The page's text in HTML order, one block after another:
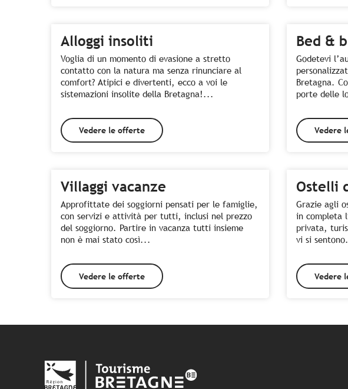
Alloggi insoliti
Voglia di un momento di evasione a stretto
contatto con la natura ma senza rinunciare al
comfort? Atipici e divertenti, ecco a voi le
sistemazioni insolite della Bretagna!...
Vedere le offerte
Bed &
Godetevi
Bretagna.
porte delle
Vedere
Villaggi vacanze
Approfittate dei soggiorni pensati per le famiglie,
con servizi e attività per tutti, inclusi nel prezzo
del soggiorno. Partire in vacanza tutti insieme
non è mai stato così...
Vedere le offerte
Ostelli
Grazie agli
in completa
privata,
vi si
Vedere